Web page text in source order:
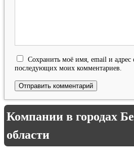
Сохранить моё имя, email и адрес
последующих моих комментариев.
Компании в городах
области